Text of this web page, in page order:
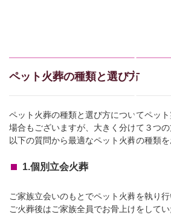
ペット火葬の種類と選び方
ペット火葬の種類と選び方についてペッ
場合もございますが、大きく分けて３つの
以下の質問から最適なペット火葬の種類を
1.個別立会火葬
ご家族立会いのもとでペット火葬を執り行
ご火葬後はご家族全員でお骨上げをして